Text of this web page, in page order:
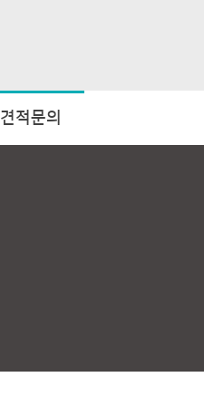
견적문의